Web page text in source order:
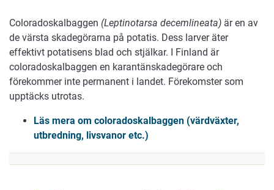
Coloradoskalbaggen (Leptinotarsa decemlineata) är en av
de värsta skadegörarna på potatis. Dess larver äter
effektivt potatisens blad och stjälkar. I Finland är
coloradoskalbaggen en karantänskadegörare och
förekommer inte permanent i landet. Förekomster som
upptäcks utrotas.
Läs mera om coloradoskalbaggen (värdväxter,
utbredning, livsvanor etc.)